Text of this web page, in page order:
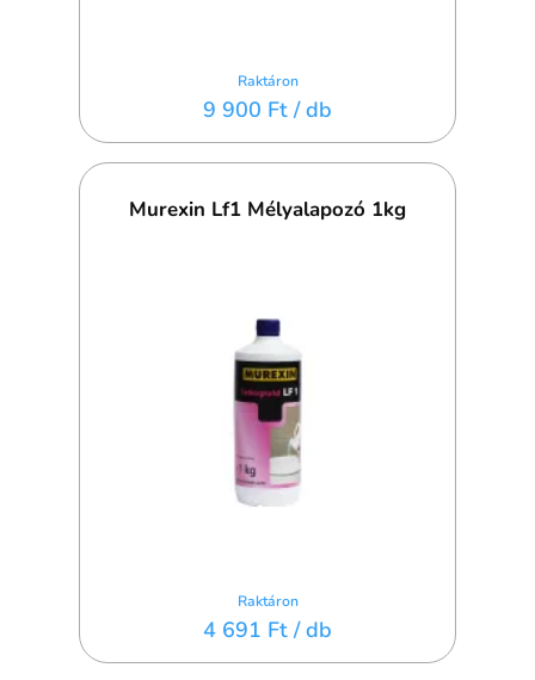
Raktáron
9 900 Ft / db
Murexin Lf1 Mélyalapozó 1kg
Raktáron
4 691 Ft / db